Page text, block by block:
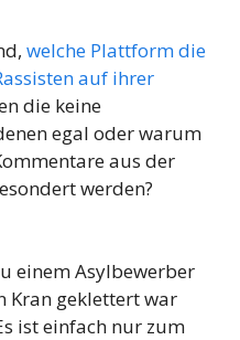
welche Plattform die
auf ihrer
die keine
egal oder warum
aus der
werden?
einem Asylbewerber
Kran geklettert war
ist einfach nur zum